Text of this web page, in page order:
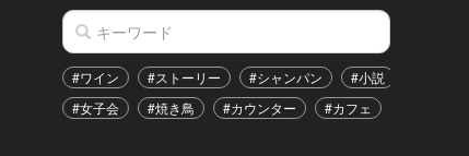
#ワイン #ストーリー #シャンパン #小説
#女子会
#焼き鳥 #カウンター #カフェ